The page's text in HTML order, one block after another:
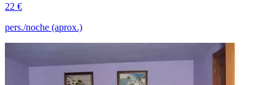
22 €
pers./noche (aprox.)